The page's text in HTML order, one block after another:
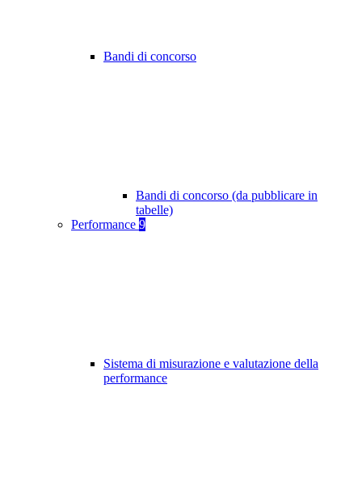
Bandi di concorso
Bandi di concorso (da pubblicare in
tabelle)
Performance 9
Sistema di misurazione e valutazione della
performance